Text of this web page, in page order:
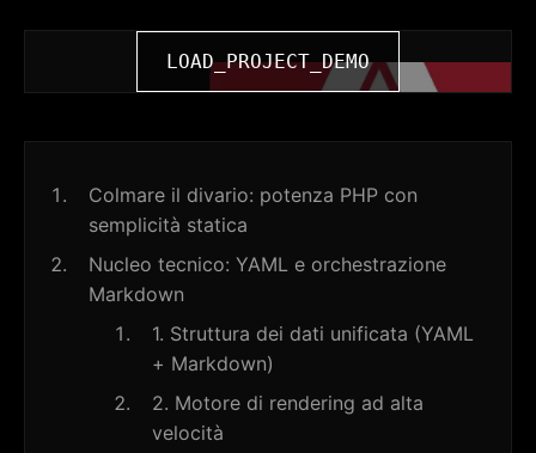
LOAD_PROJECT_DEMO
Colmare il divario: potenza PHP con
semplicità statica
Nucleo tecnico: YAML e orchestrazione
Markdown
1. Struttura dei dati unificata (YAML
+ Markdown)
2. Motore di rendering ad alta
velocità